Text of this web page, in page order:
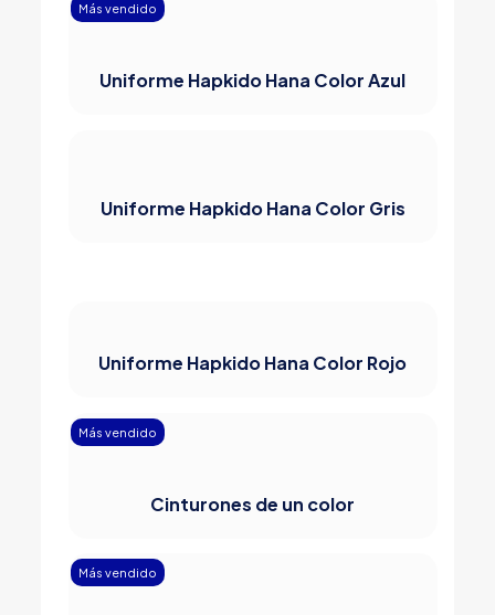
Más vendido
Uniforme Hapkido Hana Color Azul
Uniforme Hapkido Hana Color Gris
Uniforme Hapkido Hana Color Rojo
Más vendido
Cinturones de un color
Más vendido